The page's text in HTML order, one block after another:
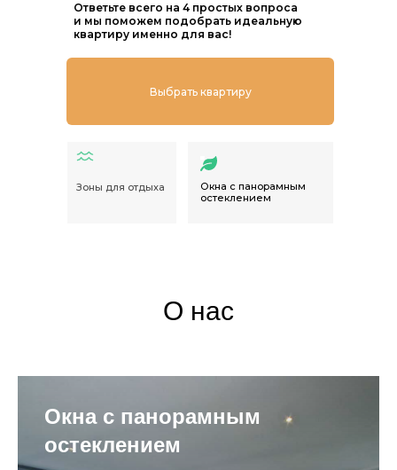
Окна с панорамным
остеклением
Зоны для отдыха
Ответьте всего на 4 простых вопроса
и мы поможем подобрать идеальную
квартиру именно для вас!
Выбрать квартиру
О нас
Окна с панорамным
остеклением